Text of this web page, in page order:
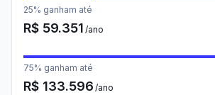
25% ganham até
R$ 59.351 /ano
75% ganham até
R$ 133.596 /ano